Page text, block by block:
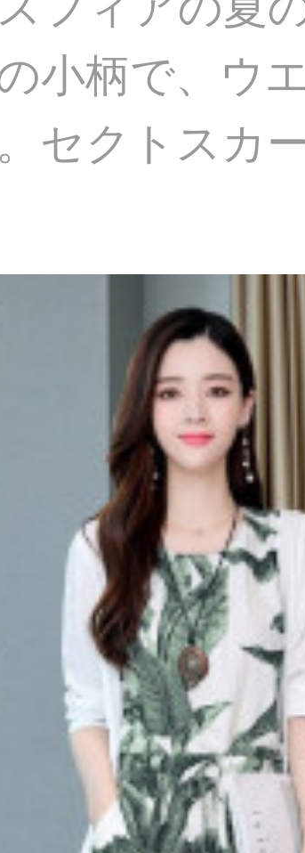
小柄で、ウ
セクトスカ